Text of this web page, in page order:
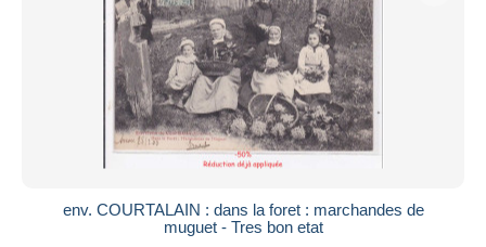
env. COURTALAIN : dans la foret : marchandes de
muguet - Tres bon etat